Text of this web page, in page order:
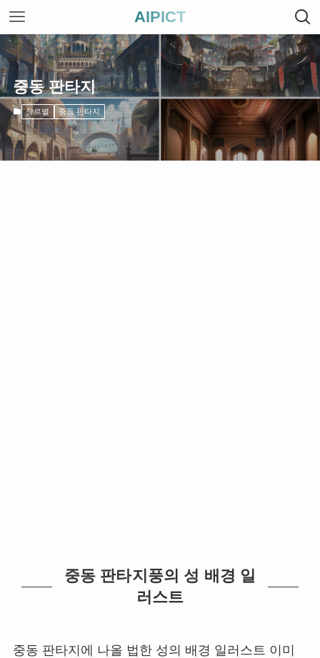
AIPICT
중동 판타지
장르별 중동 판타지
중동 판타지풍의 성 배경 일
러스트
중동 판타지에 나올 법한 성의 배경 일러스트 이미